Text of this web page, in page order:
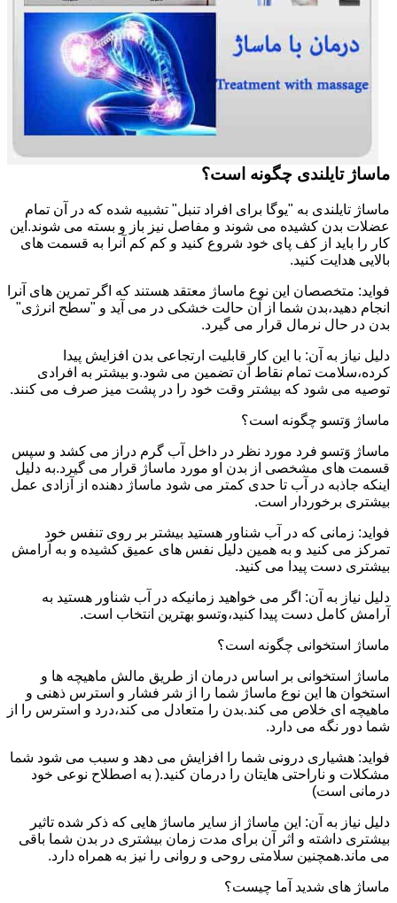
ماساژ تایلندی چگونه است؟
ماساژ تایلندی به "یوگا برای افراد تنبل" تشبیه شده که در آن تمام
عضلات بدن کشیده می شوند و مفاصل نیز باز و بسته می شوند.این
کار را باید از کف پای خود شروع کنید و کم کم آنرا به قسمت های
بالایی هدایت کنید.
فواید: متخصصان این نوع ماساژ معتقد هستند که اگر تمرین های آنرا
انجام دهید،بدن شما از آن حالت خشکی در می آید و "سطح انرژی"
بدن در حال نرمال قرار می گیرد.
دلیل نیاز به آن: با این کار قابلیت ارتجاعی بدن افزایش پیدا
کرده،سلامت تمام نقاط آن تضمین می شود.و بیشتر به افرادی
توصیه می شود که بیشتر وقت خود را در پشت میز صرف می کنند.
ماساژ وَتسو چگونه است؟
ماساژ وَتسو فرد مورد نظر در داخل آب گرم دراز می کشد و سپس
قسمت های مشخصی از بدن او مورد ماساژ قرار می گیرد.به دلیل
اینکه جاذبه در آب تا حدی کمتر می شود ماساژ دهنده از آزادی عمل
بیشتری برخوردار است.
فواید: زمانی که در آب شناور هستید بیشتر بر روی تنفس خود
تمرکز می کنید و به همین دلیل نفس های عمیق کشیده و به آرامش
بیشتری دست پیدا می کنید.
دلیل نیاز به آن: اگر می خواهید زمانیکه در آب شناور هستید به
آرامش کامل دست پیدا کنید،وتسو بهترین انتخاب است.
ماساژ استخوانی چگونه است؟
ماساژ استخوانی بر اساس درمان از طریق مالش ماهیچه ها و
استخوان ها این نوع ماساژ شما را از شر فشار و استرس ذهنی و
ماهیچه ای خلاص می کند.بدن را متعادل می کند،درد و استرس را از
شما دور نگه می دارد.
فواید: هشیاری درونی شما را افزایش می دهد و سبب می شود شما
مشکلات و ناراحتی هایتان را درمان کنید.( به اصطلاح نوعی خود
درمانی است)
دلیل نیاز به آن: این ماساژ از سایر ماساژ هایی که ذکر شده تاثیر
بیشتری داشته و اثر آن برای مدت زمان بیشتری در بدن شما باقی
می ماند.همچنین سلامتی روحی و روانی را نیز به همراه دارد.
ماساژ های شدید آما چیست؟